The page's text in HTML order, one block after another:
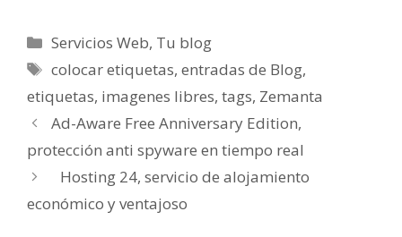
Categorías
Servicios Web, Tu blog
Etiquetas
colocar etiquetas,entradas de Blog,
etiquetas, imagenes libres, tags, Zemanta
Ad-Aware Free Anniversary Edition,
protección anti spyware en tiempo real
Hosting 24, servicio de alojamiento
económico y ventajoso